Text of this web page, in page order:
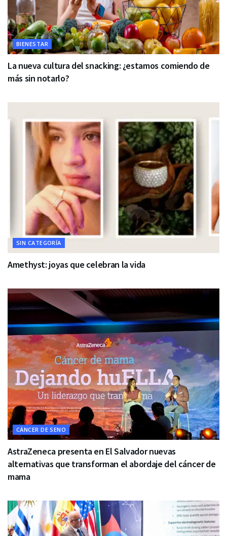
BIENESTAR
La nueva cultura del snacking: ¿estamos comiendo de
más sin notarlo?
SIN CATEGORÍA
Amethyst: joyas que celebran la vida
CÁNCER DE SENO
AstraZeneca presenta en El Salvador nuevas
alternativas que transforman el abordaje del cáncer de
mama